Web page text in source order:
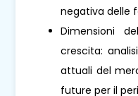
negativa delle
Dimensioni
crescita:
attuali del
future per il